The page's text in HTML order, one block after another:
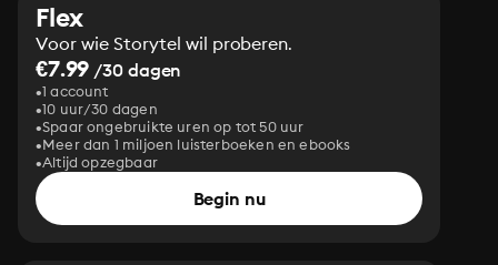
Flex
Voor wie Storytel wil proberen.
€7.99 /30 dagen
1 account
10 uur/30 dagen
Spaar ongebruikte uren op tot 50 uur
Meer dan 1 miljoen luisterboeken en ebooks
Altijd opzegbaar
Begin nu